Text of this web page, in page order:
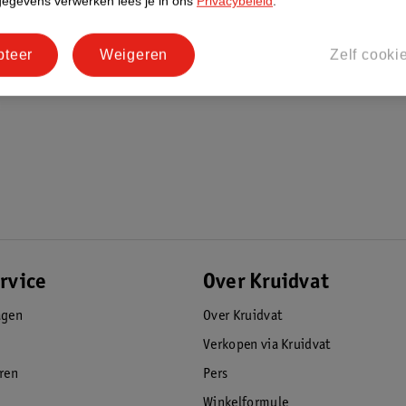
rit. De wielen draaien
Over Kruidvat
Over Kruidvat
Verkopen via Kruidvat
Pers
Zelf
Weigeren